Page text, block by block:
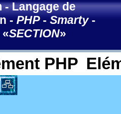
-Langage de
-PHP-Smarty-
«SECTION»
PHP